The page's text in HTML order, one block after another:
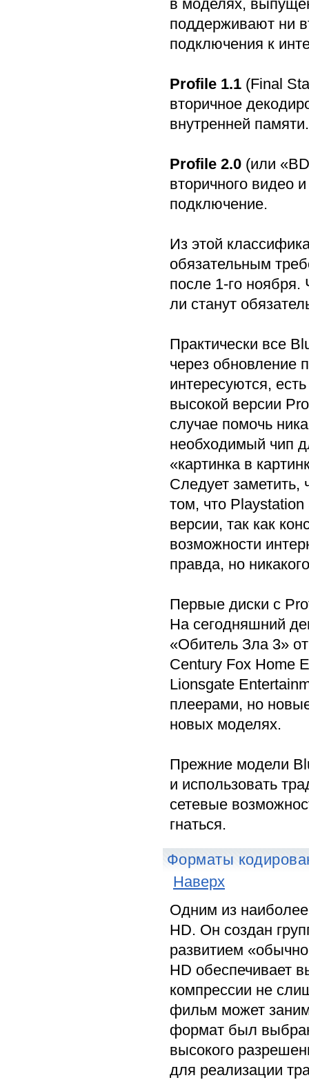
в моделях,
поддерживают ни
подключения к
Profile 1.1 (Final
вторичное
внутренней памяти.
Profile 2.0 (или
вторичного видео
подключение.
Из этой
обязательным
после 1-го
ли станут
Практически все
через обновление
интересуются,
высокой версии
случае помочь
необходимый чип
«картинка в
Следует заметить,
том, что
версии, так как
возможности
правда, но
Первые диски с
На сегодняшний
«Обитель Зла 3»
Century Fox Home
Lionsgate
плеерами, но
новых моделях.
Прежние модели
и использовать
сетевые
гнаться.
Форматы
Наверх
Одним из
HD. Он создан
развитием
HD обеспечивает
компрессии не
фильм может
формат был
высокого
для реализации